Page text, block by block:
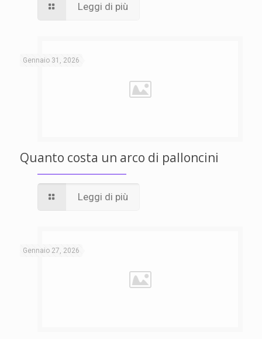
Leggi di più
Gennaio 31, 2026
Quanto costa un arco di palloncini
Leggi di più
Gennaio 27, 2026